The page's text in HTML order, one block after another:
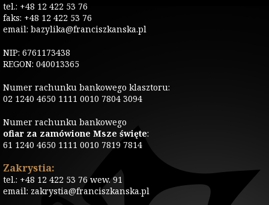
tel.: +48 12 422 53 76
faks: +48 12 422 53 76
email: bazylika@franciszkanska.pl
NIP: 6761173438
REGON: 040013365
Numer rachunku bankowego klasztoru:
02 1240 4650 1111 0010 7804 3094
Numer rachunku bankowego
ofiar za zamówione Msze święte:
61 1240 4650 1111 0010 7819 7814
Zakrystia:
tel.: +48 12 422 53 76 wew. 91
email: zakrystia@franciszkanska.pl